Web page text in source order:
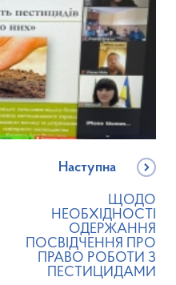
Наступна
ЩОДО
НЕОБХІДНОСТІ
ОДЕРЖАННЯ
ПОСВІДЧЕННЯ ПРО
ПРАВО РОБОТИ З
ПЕСТИЦИДАМИ